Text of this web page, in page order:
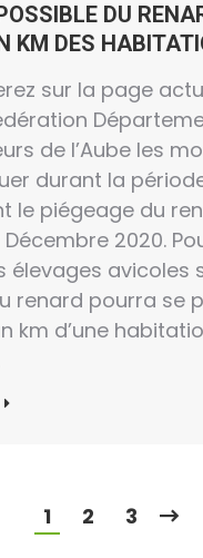
DU
KM DES
sur la page
de l’Aube les
durant la
le piégeage du
Décembre 2020.
élevages avicoles
renard pourra se
km d’une
1 2 3